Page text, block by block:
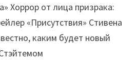
Хоррор от лица призрака:
«Присутствия» Стивена
каким будет новый